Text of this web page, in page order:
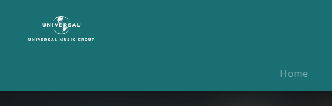
Que
Home